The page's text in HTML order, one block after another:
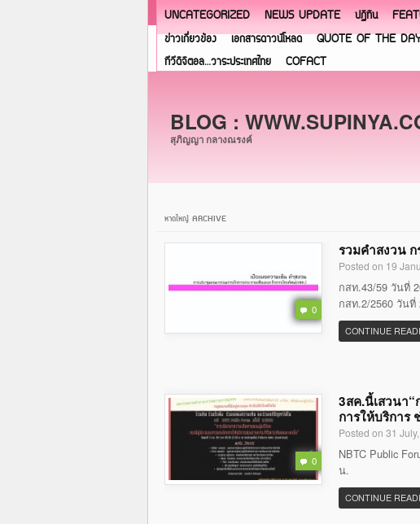
UNCATEGORIZED NEWS UPDATE ปฏิทิน
ข่าวเกี่ยวข้อง
เอกสารดาวน์โหลด QUOTE OF THE
ทีวีดิจิตอล…วาระประเทศไทย
COFACT
BLOG :
สุภิญญา กลางณรงค์
หาดใหญ๋ ARCHIVE
0
รวมคำสงวน
Posted on 19
กสท.43/59 วันที่
กสท.2/2560 วันที่
CONTINUE
0
3สค.นี้เสวนา“
การให้บริการ
Posted on 31
NBTC Public
น.
CONTINUE